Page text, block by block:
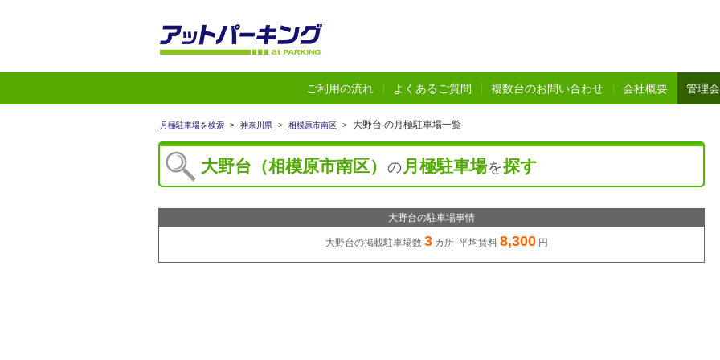
ご利用の流れ よくあるご質問 複数台のお問い合わせ 会社概要 管理
月極駐車場を検索 > 神奈川県 > 相模原市南区 > 大野台 の月極駐車場一覧
大野台（相模原市南区） の 月極駐車場を探す
大野台の駐車場事情
大野台の掲載駐車場数 3カ所 平均賃料 8,300円